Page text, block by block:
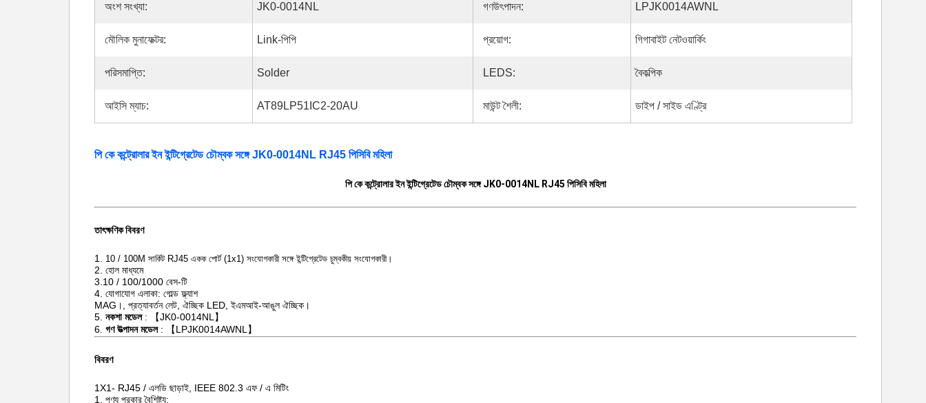
অংশ সংখ্যা: JK0-0014NL গণউৎপাদন: LPJK0014AWNL
মৌলিক মুনাফেক্টর: Link-পিপি প্রয়োগ: গিগাবাইট নেটওয়ার্কিং
পরিসমাপ্তি: Solder LEDS: বৈকল্পিক
আইসি ম্যাচ: AT89LP51IC2-20AU মাউন্ট শৈলী: ডাইপ / সাইড এণ্ট্রি
পি কে কন্ট্রোলার ইন ইন্টিগ্রেটেড চৌম্বক সঙ্গে JK0-0014NL RJ45 পিসিবি মহিলা
পি কে কন্ট্রোলার ইন ইন্টিগ্রেটেড চৌম্বক সঙ্গে JK0-0014NL RJ45 পিসিবি মহিলা
তাৎক্ষণিক বিবরণ
1. 10 / 100M সার্কিট RJ45 একক পোর্ট (1x1) সংযোগকারী সঙ্গে ইন্টিগ্রেটেড চুম্বকীয় সংযোগকারী।
2. হোল মাধ্যমে
3.10 / 100/1000 বেস-টি
4. যোগাযোগ এলাকা: গোল্ড ফ্ল্যাশ
MAG।, প্রত্যাবর্তন লেট, ঐচ্ছিক LED, ইএমআই-আঙুল ঐচ্ছিক।
5. নকশা মডেল: 【JK0-0014NL】
6. গণ উত্পাদন মডেল: 【LPJK0014AWNL】
বিবরণ
1X1- RJ45 / এলডি ছাড়াই, IEEE 802.3 এফ / এ মিটিং
1. পণ্য প্রকার বৈশিষ্ট্য: